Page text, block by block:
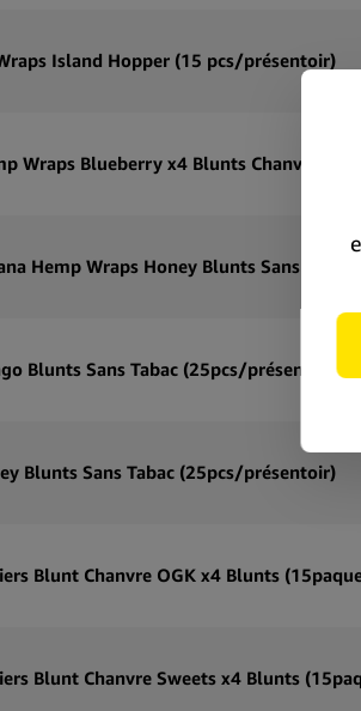
Island Hopper (15 pcs/présentoir)
Blunts Sans Tabac (25pcs/présentoir)
Blunts Sans Tabac (25pcs/présentoir)